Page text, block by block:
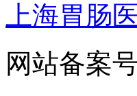
上海胃肠
网站备案号